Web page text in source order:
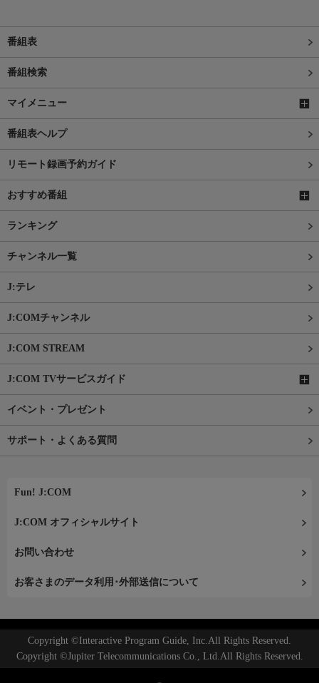
番組表
番組検索
マイメニュー
番組表ヘルプ
リモート録画予約ガイド
おすすめ番組
ランキング
チャンネル一覧
J:テレ
J:COMチャンネル
J:COM STREAM
J:COM TVサービスガイド
イベント・プレゼント
サポート・よくある質問
Fun! J:COM
J:COM オフィシャルサイト
お問い合わせ
お客さまのデータ利用･外部送信について
Copyright ©Interactive Program Guide, Inc.All Rights Reserved.
Copyright ©Jupiter Telecommunications Co., Ltd.All Rights Reserved.